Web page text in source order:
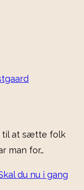
til at sætte folk
man for…